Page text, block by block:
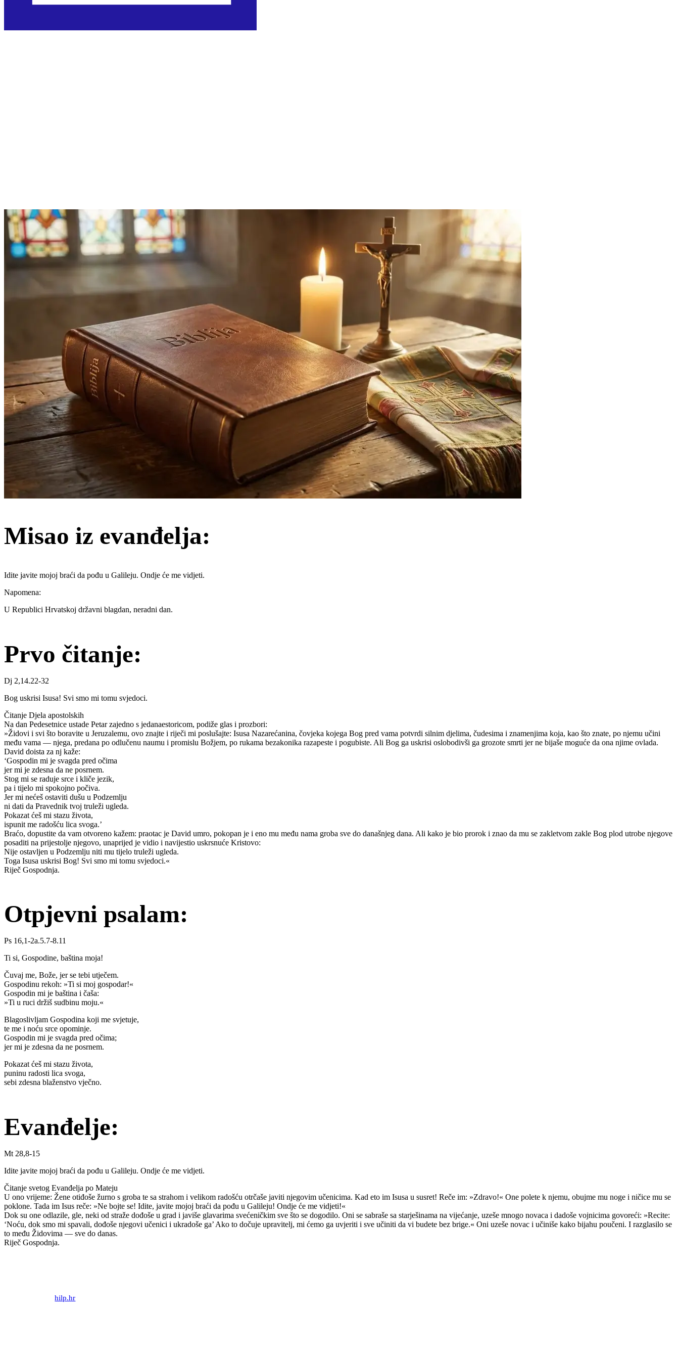
Misao iz evanđelja:
Idite javite mojoj braći da pođu u Galileju. Ondje će me vidjeti.
Napomena:
U Republici Hrvatskoj državni blagdan, neradni dan.
Prvo čitanje:
Dj 2,14.22-32
Bog uskrisi Isusa! Svi smo mi tomu svjedoci.
Čitanje Djela apostolskih
Na dan Pedesetnice ustade Petar zajedno s jedanaestoricom, podiže glas i prozbori:
»Židovi i svi što boravite u Jeruzalemu, ovo znajte i riječi mi poslušajte: Isusa Nazarećanina, čovjeka kojega Bog pred vama potvrdi silnim djelima, čudesima i znamenjima koja, kao što znate, po njemu učini
među vama — njega, predana po odlučenu naumu i promislu Božjem, po rukama bezakonika razapeste i pogubiste. Ali Bog ga uskrisi oslobodivši ga grozote smrti jer ne bijaše moguće da ona njime ovlada.
David doista za nj kaže:
‘Gospodin mi je svagda pred očima
jer mi je zdesna da ne posrnem.
Stog mi se raduje srce i kliče jezik,
pa i tijelo mi spokojno počiva.
Jer mi nećeš ostaviti dušu u Podzemlju
ni dati da Pravednik tvoj truleži ugleda.
Pokazat ćeš mi stazu života,
ispunit me radošću lica svoga.’
Braćo, dopustite da vam otvoreno kažem: praotac je David umro, pokopan je i eno mu među nama groba sve do današnjeg dana. Ali kako je bio prorok i znao da mu se zakletvom zakle Bog plod utrobe njegove
posaditi na prijestolje njegovo, unaprijed je vidio i navijestio uskrsnuće Kristovo:
Nije ostavljen u Podzemlju niti mu tijelo truleži ugleda.
Toga Isusa uskrisi Bog! Svi smo mi tomu svjedoci.«
Riječ Gospodnja.
Otpjevni psalam:
Ps 16,1-2a.5.7-8.11
Ti si, Gospodine, baština moja!
Čuvaj me, Bože, jer se tebi utječem.
Gospodinu rekoh: »Ti si moj gospodar!«
Gospodin mi je baština i čaša:
»Ti u ruci držiš sudbinu moju.«
Blagoslivljam Gospodina koji me svjetuje,
te me i noću srce opominje.
Gospodin mi je svagda pred očima;
jer mi je zdesna da ne posrnem.
Pokazat ćeš mi stazu života,
puninu radosti lica svoga,
sebi zdesna blaženstvo vječno.
Evanđelje:
Mt 28,8-15
Idite javite mojoj braći da pođu u Galileju. Ondje će me vidjeti.
Čitanje svetog Evanđelja po Mateju
U ono vrijeme: Žene otiđoše žurno s groba te sa strahom i velikom radošću otrčaše javiti njegovim učenicima. Kad eto im Isusa u susret! Reče im: »Zdravo!« One polete k njemu, obujme mu noge i ničice mu se
poklone. Tada im Isus reče: »Ne bojte se! Idite, javite mojoj braći da pođu u Galileju! Ondje će me vidjeti!«
Dok su one odlazile, gle, neki od straže dođoše u grad i javiše glavarima svećeničkim sve što se dogodilo. Oni se sabraše sa starješinama na vijećanje, uzeše mnogo novaca i dadoše vojnicima govoreći: »Recite:
‘Noću, dok smo mi spavali, dođoše njegovi učenici i ukradoše ga’ Ako to dočuje upravitelj, mi ćemo ga uvjeriti i sve učiniti da vi budete bez brige.« Oni uzeše novac i učiniše kako bijahu poučeni. I razglasilo se
to među Židovima — sve do danas.
Riječ Gospodnja.
Izvor:hilp.hr